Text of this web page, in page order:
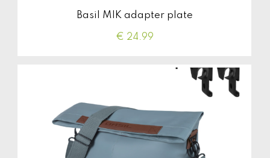
Basil MIK adapter plate
€ 24.99